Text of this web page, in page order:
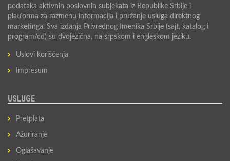
podataka aktivnih poslovnih subjekata iz Republike Srbije i
platforma za razmenu informacija i pružanje usluga direktnog
marketinga. Sva izdanja Privrednog Imenika Srbije (sajt, katalog i
program/cd) su dvojezična, na srpskom i engleskom jeziku.
Uslovi korišćenja
Impresum
USLUGE
Pretplata
Ažuriranje
Oglašavanje